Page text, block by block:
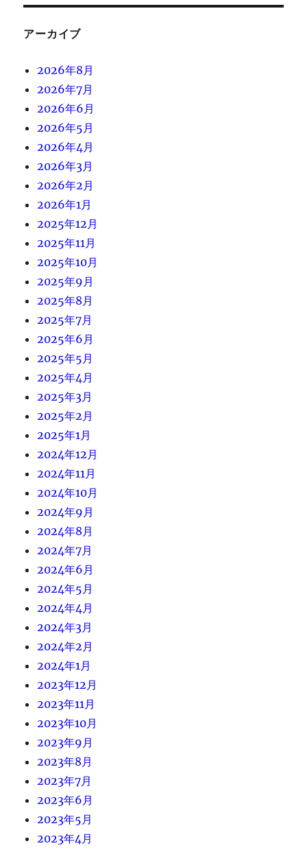
アーカイブ
2026年8月
2026年7月
2026年6月
2026年5月
2026年4月
2026年3月
2026年2月
2026年1月
2025年12月
2025年11月
2025年10月
2025年9月
2025年8月
2025年7月
2025年6月
2025年5月
2025年4月
2025年3月
2025年2月
2025年1月
2024年12月
2024年11月
2024年10月
2024年9月
2024年8月
2024年7月
2024年6月
2024年5月
2024年4月
2024年3月
2024年2月
2024年1月
2023年12月
2023年11月
2023年10月
2023年9月
2023年8月
2023年7月
2023年6月
2023年5月
2023年4月